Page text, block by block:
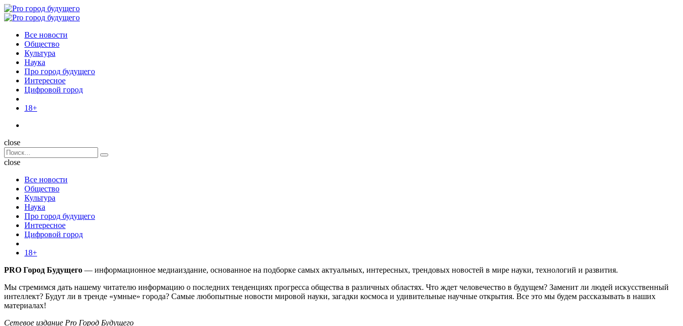
Menu
Поиск
Menu
Pro
Все новости
Общество
Культура
Наука
Про город будущего
Интересное
Цифровой город
18+
Поиск
close
Search
for:
Поиск
close
Все новости
Общество
Культура
Наука
Про город будущего
Интересное
Цифровой город
18+
PRO Город Будущего — информационное медиаиздание, основанное на подборке самых актуальных, интересных, трендовых новостей в мире науки, технологий и развития.
Мы стремимся дать нашему читателю информацию о последних тенденциях прогресса общества в различных областях. Что ждет человечество в будущем? Заменит ли людей искусственный
интеллект? Будут ли в тренде «умные» города? Самые любопытные новости мировой науки, загадки космоса и удивительные научные открытия. Все это мы будем рассказывать в наших
материалах!
Сетевое издание Pro Город Будущего